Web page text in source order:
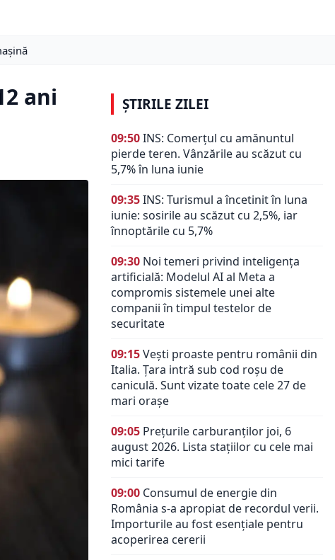
ani
ȘTIRILE ZILEI
09:50INS: Comerțul cu amănuntul
pierde teren. Vânzările au scăzut cu
5,7% în luna iunie
09:35INS: Turismul a încetinit în luna
iunie: sosirile au scăzut cu 2,5%, iar
înnoptările cu 5,7%
09:30 Noi temeri privind inteligența
artificială: Modelul AI al Meta a
compromis sistemele unei alte
companii în timpul testelor de
securitate
09:15Vești proaste pentru românii din
Italia. Țara intră sub cod roșu de
caniculă. Sunt vizate toate cele 27 de
mari orașe
09:05 Prețurile carburanților joi, 6
august 2026. Lista stațiilor cu cele mai
mici tarife
09:00 Consumul de energie din
România s-a apropiat de recordul verii.
Importurile au fost esențiale pentru
acoperirea cererii